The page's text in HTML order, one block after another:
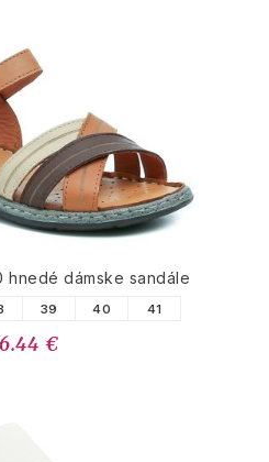
hnedé dámske sandále
39 40 41
€